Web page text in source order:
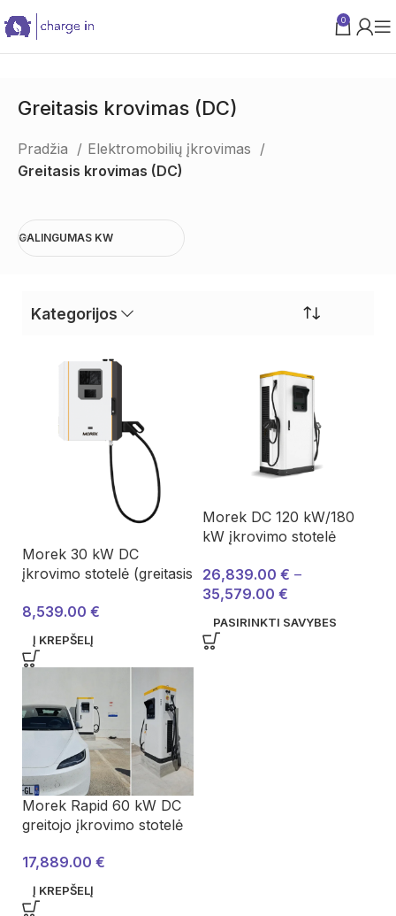
0
Greitasis krovimas (DC)
Pradžia
Elektromobilių įkrovimas
Greitasis krovimas (DC)
GALINGUMAS KW
Kategorijos
Morek 30 kW DC
įkrovimo stotelė (greitasis
8,539.00 €
Į KREPŠELĮ
Morek DC 120 kW/180
kW įkrovimo stotelė
26,839.00 € –
35,579.00 €
PASIRINKTI SAVYBES
Morek Rapid 60 kW DC
greitojo įkrovimo stotelė
17,889.00 €
Į KREPŠELĮ